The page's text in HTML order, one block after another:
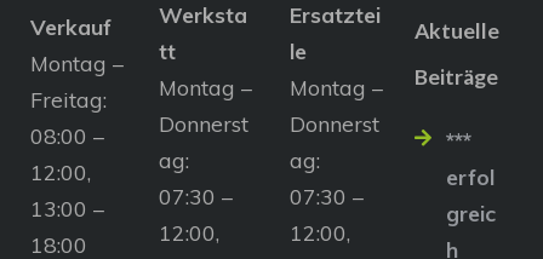
Verkauf
Montag –
Freitag:
08:00 –
12:00,
13:00 –
18:00
Werksta
tt
Montag –
Donnerst
ag:
07:30 –
12:00,
Ersatztei
le
Montag –
Donnerst
ag:
07:30 –
12:00,
Aktuelle
Beiträge
***
erfol
greic
h